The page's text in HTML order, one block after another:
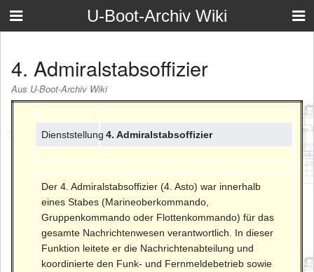
U-Boot-Archiv Wiki
4. Admiralstabsoffizier
Aus U-Boot-Archiv Wiki
Dienststellung 4. Admiralstabsoffizier
Der 4. Admiralstabsoffizier (4. Asto) war innerhalb
eines Stabes (Marineoberkommando,
Gruppenkommando oder Flottenkommando) für das
gesamte Nachrichtenwesen verantwortlich. In dieser
Funktion leitete er die Nachrichtenabteilung und
koordinierte den Funk- und Fernmeldebetrieb sowie